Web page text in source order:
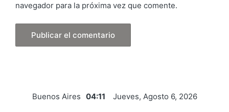
navegador para la próxima vez que comente.
Buenos Aires 04:11 Jueves, Agosto 6, 2026